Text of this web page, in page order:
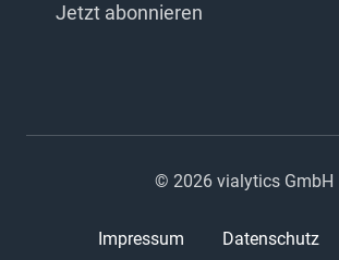
Jetzt abonnieren
© 2026 vialytics GmbH
Impressum Datenschutz